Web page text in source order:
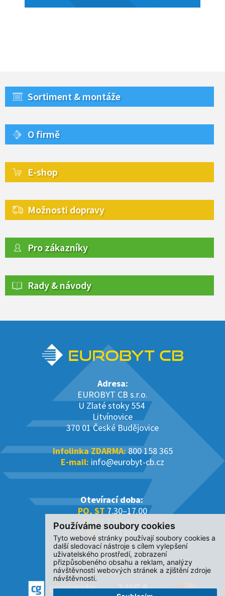
Používáme soubory cookies
Tyto webové stránky používají soubory cookies a
další sledovací nástroje s cílem vylepšení
uživatelského prostředí, zobrazení
přizpůsobeného obsahu a reklam, analýzy
návštěvnosti webových stránek a zjištění zdroje
návštěvnosti.
Sortiment & montáže
O firmě
E-shop
Možnosti dopravy
Pro zákazníky
Rady & návody
Adresa:
EUROBYT CB s.r.o.
U Zlaté stoky 554
Litvínovice
370 01 České Budějovice
Infolinka ZDARMA:800 158 365
E-mail: info@eurobyt-cb.cz
Otevírací doba:
PO, ST 7.30–17.00
ÚT, ČT7.30–16.00
PÁ7.30–14.00